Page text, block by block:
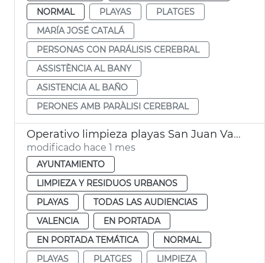
NORMAL
PLAYAS
PLATGES
MARÍA JOSÉ CATALÁ
PERSONAS CON PARÁLISIS CEREBRAL
ASSISTÈNCIA AL BANY
ASISTENCIA AL BAÑO
PERONES AMB PARÀLISI CEREBRAL
Operativo limpieza playas San Juan València
modificado hace 1 mes
AYUNTAMIENTO
LIMPIEZA Y RESIDUOS URBANOS
PLAYAS
TODAS LAS AUDIENCIAS
VALENCIA
EN PORTADA
EN PORTADA TEMÁTICA
NORMAL
PLAYAS
PLATGES
LIMPIEZA